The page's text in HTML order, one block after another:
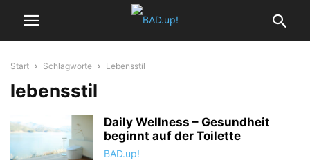
Start Schlagworte Lebensstil
lebensstil
Daily Wellness – Gesundheit
beginnt auf der Toilette
BAD.up!